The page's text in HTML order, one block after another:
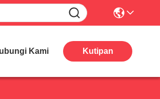
Kami Kutipan